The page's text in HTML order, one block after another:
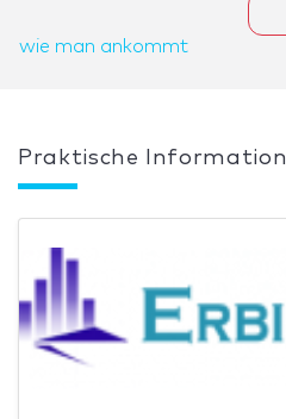
wie man ankommt
Praktische Information